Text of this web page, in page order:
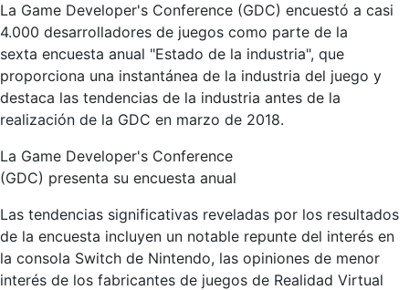
La Game Developer's Conference (GDC) encuestó a casi
4.000 desarrolladores de juegos como parte de la
sexta encuesta anual "Estado de la industria", que
proporciona una instantánea de la industria del juego y
destaca las tendencias de la industria antes de la
realización de la GDC en marzo de 2018.
La Game Developer's Conference
(GDC) presenta su encuesta anual
Las tendencias significativas reveladas por los resultados
de la encuesta incluyen un notable repunte del interés en
la consola Switch de Nintendo, las opiniones de menor
interés de los fabricantes de juegos de Realidad Virtual